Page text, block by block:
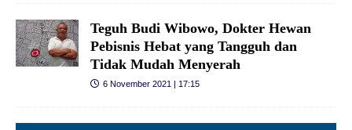
Teguh Budi Wibowo, Dokter Hewan
Pebisnis Hebat yang Tangguh dan
Tidak Mudah Menyerah
6 November 2021 | 17:15